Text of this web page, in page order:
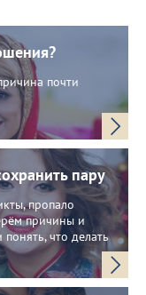
почти
пару
пропало
причины и
что делать